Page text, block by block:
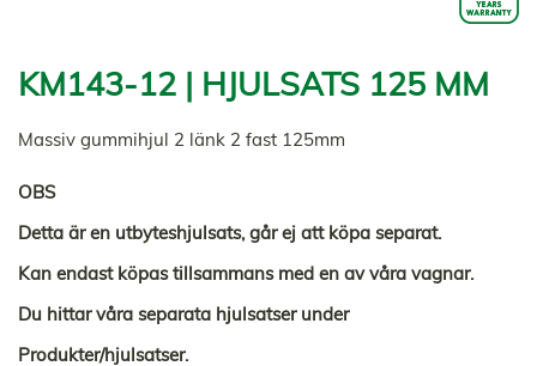
KM143-12 | HJULSATS 125 MM
Massiv gummihjul 2 länk 2 fast 125mm
OBS
Detta är en utbyteshjulsats, går ej att köpa separat.
Kan endast köpas tillsammans med en av våra vagnar.
Du hittar våra separata hjulsatser under
Produkter/hjulsatser.